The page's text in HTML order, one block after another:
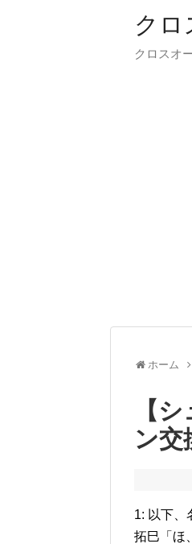
クロ
クロスオ
ホーム
【
ン交
1: 以下、
拓巳「ほ